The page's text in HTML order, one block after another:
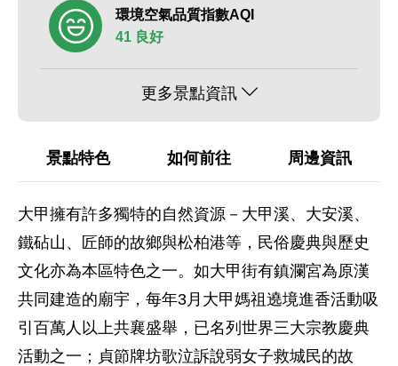
環境空氣品質指數AQI
41 良好
更多景點資訊
景點特色 如何前往 周邊資訊
大甲擁有許多獨特的自然資源－大甲溪、大安溪、
鐵砧山、匠師的故鄉與松柏港等，民俗慶典與歷史
文化亦為本區特色之一。如大甲街有鎮瀾宮為原漢
共同建造的廟宇，每年3月大甲媽祖遶境進香活動吸
引百萬人以上共襄盛舉，已名列世界三大宗教慶典
活動之一；貞節牌坊歌泣訴說弱女子救城民的故